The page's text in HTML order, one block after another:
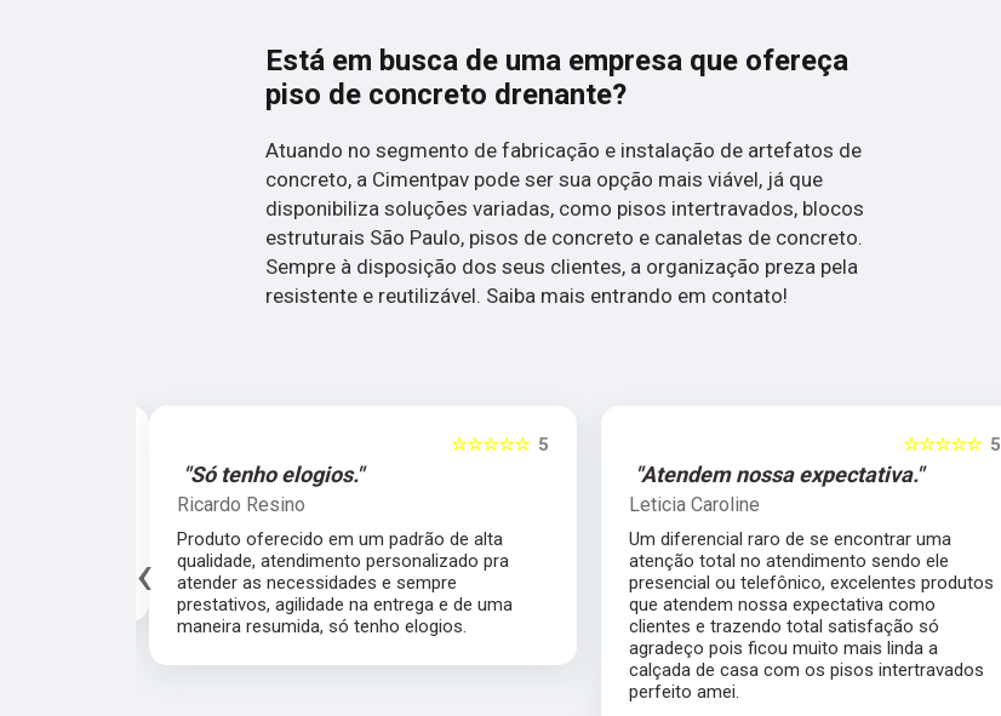
Está em busca de uma empresa que ofereça
piso de concreto drenante?
Atuando no segmento de fabricação e instalação de artefatos de
concreto, a Cimentpav pode ser sua opção mais viável, já que
disponibiliza soluções variadas, como pisos intertravados, blocos
estruturais São Paulo, pisos de concreto e canaletas de concreto.
Sempre à disposição dos seus clientes, a organização preza pela
resistente e reutilizável. Saiba mais entrando em contato!
5
☆☆☆☆☆
"Só tenho elogios."
Ricardo Resino
Produto oferecido em um padrão de alta
qualidade, atendimento personalizado pra
atender as necessidades e sempre
prestativos, agilidade na entrega e de uma
maneira resumida, só tenho elogios.
5
☆☆☆☆☆
"Atendem nossa expectativa."
Leticia Caroline
Um diferencial raro de se encontrar uma
atenção total no atendimento sendo ele
presencial ou telefônico, excelentes produtos
que atendem nossa expectativa como
clientes e trazendo total satisfação só
agradeço pois ficou muito mais linda a
calçada de casa com os pisos intertravados
perfeito amei.
‹